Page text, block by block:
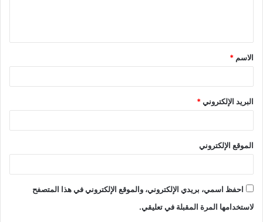
ق
*
الاسم *
البريد الإلكتروني*
الموقع الإلكتروني
احفظ اسمي، بريدي الإلكتروني، والموقع الإلكتروني في هذا المتصفح
لاستخدامها المرة المقبلة في تعليقي.